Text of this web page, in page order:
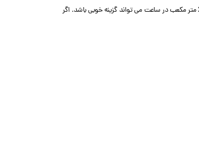
اگر شما مخزن frp دارید و می خواهید شیر دستی با قیمت مناسب و کیفیت بالا برای کنترل ورودی و خروجی آب تهیه کنید شیر دستی فیلتر رانتکسن F56F2 سایز 1 اینچ با میزان عملکرد تا 2 متر مکعب در ساعت می تواند گزینه خوبی باشد. اگر